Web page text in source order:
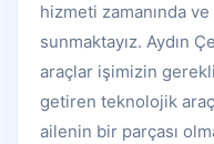
hizmeti zamanında
sunmaktayız. Aydın
araçlar işimizin
getiren teknolojik
ailenin bir parçası